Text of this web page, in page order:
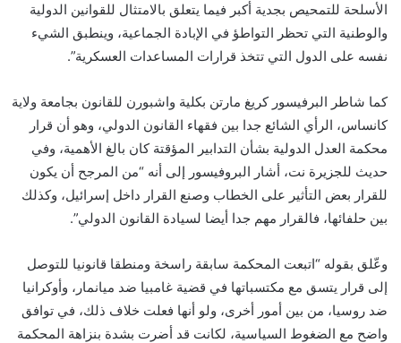
الأسلحة للتمحيص بجدية أكبر فيما يتعلق بالامتثال للقوانين الدولية
والوطنية التي تحظر التواطؤ في الإبادة الجماعية، وينطبق الشيء
نفسه على الدول التي تتخذ قرارات المساعدات العسكرية”.
كما شاطر البرفيسور كريغ مارتن بكلية واشبورن للقانون بجامعة ولاية
كانساس، الرأي الشائع جدا بين فقهاء القانون الدولي، وهو أن قرار
محكمة العدل الدولية بشأن التدابير المؤقتة كان بالغ الأهمية، وفي
حديث للجزيرة نت، أشار البروفيسور إلى أنه “من المرجح أن يكون
للقرار بعض التأثير على الخطاب وصنع القرار داخل إسرائيل، وكذلك
بين حلفائها، فالقرار مهم جدا أيضا لسيادة القانون الدولي”.
وعّلق بقوله “اتبعت المحكمة سابقة راسخة ومنطقا قانونيا للتوصل
إلى قرار يتسق مع مكتسباتها في قضية غامبيا ضد ميانمار، وأوكرانيا
ضد روسيا، من بين أمور أخرى، ولو أنها فعلت خلاف ذلك، في توافق
واضح مع الضغوط السياسية، لكانت قد أضرت بشدة بنزاهة المحكمة